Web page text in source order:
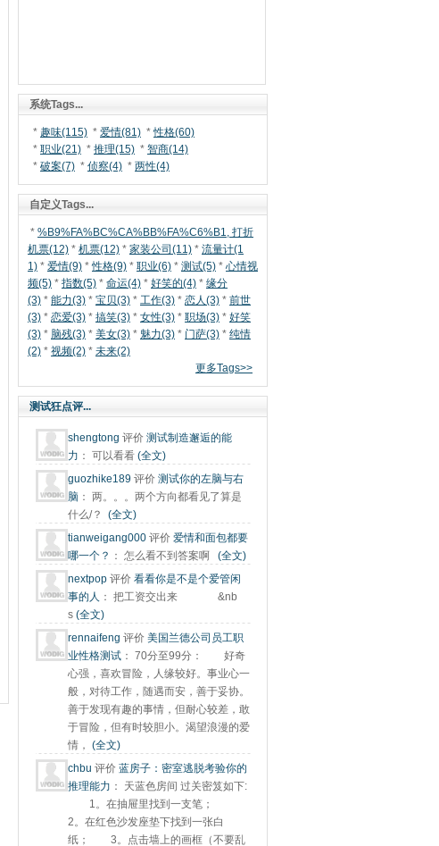
系统Tags...
* 趣味(115) * 爱情(81) *性格(60)
* 职业(21) * 推理(15) * 智商(14)
* 破案(7) * 侦察(4) * 两性(4)
自定义Tags...
* %B9%FA%BC%CA%BB%FA%C6%B1, 打折
机票(12) * 机票(12) * 家装公司(11) * 流量计(1
1) * 爱情(9) *性格(9) * 职业(6) * 测试(5) * 心情视
频(5) * 指数(5) * 命运(4) * 好笑的(4) * 缘分
(3) * 能力(3) * 宝贝(3) * 工作(3) * 恋人(3) * 前世
(3) * 恋爱(3) * 搞笑(3) * 女性(3) * 职场(3) * 好笑
(3) * 脑残(3) * 美女(3) * 魅力(3) * 门萨(3) * 纯情
(2) * 视频(2) * 未来(2)
更多Tags>>
测试狂点评...
shengtong 评价 测试制造邂逅的能
力 ： 可以看看(全文)
guozhike189 评价 测试你的左脑与右
脑 ： 两。。。两个方向都看见了算是
什么/？
(全文)
tianweigang000评价 爱情和面包都要
哪一个？ ： 怎么看不到答案啊
(全文)
nextpop评价 看看你是不是个爱管闲
事的人 ： 把工资交出来 &nb
s(全文)
rennaifeng 评价 美国兰德公司员工职
业性格测试： 70分至99分： 好奇
心强，喜欢冒险，人缘较好。事业心一
般，对待工作，随遇而安，善于妥协。
善于发现有趣的事情，但耐心较差，敢
于冒险，但有时较胆小。渴望浪漫的爱
情， (全文)
chbu 评价 蓝房子：密室逃脱考验你的
推理能力 ：
天蓝色房间 过关密笈如下:
1。在抽屉里找到一支笔；
2。在红色沙发座垫下找到一张白
纸； 3。点击墙上的画框（不要乱